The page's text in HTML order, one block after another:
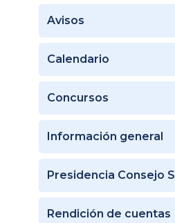
Avisos
Calendario
Concursos
Información general
Presidencia Consejo
Rendición de cuentas